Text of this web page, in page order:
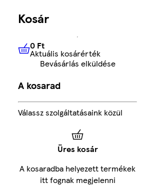
Kosár
0 FtAktuális kosárérték
0 Ft
Aktuális kosárérték
Bevásárlás elküldése
A kosarad
Válassz szolgáltatásaink közül
Üres kosár
A kosaradba helyezett termékek
itt fognak megjelenni